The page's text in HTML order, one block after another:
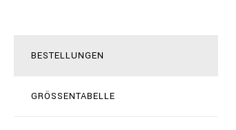
BESTELLUNGEN
GRÖSSENTABELLE